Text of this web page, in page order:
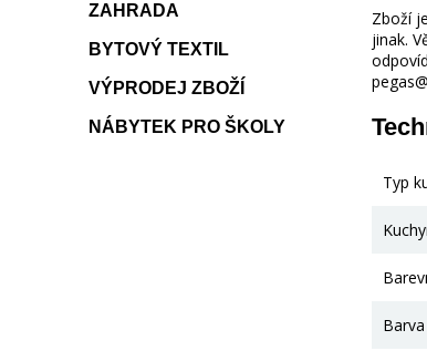
ZAHRADA
BYTOVÝ TEXTIL
VÝPRODEJ ZBOŽÍ
NÁBYTEK PRO ŠKOLY
Zboží
jinak.
Typ